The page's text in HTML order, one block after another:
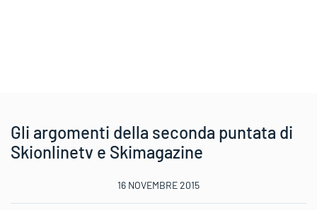
Gli argomenti della seconda puntata di
Skionlinetv e Skimagazine
16 NOVEMBRE 2015